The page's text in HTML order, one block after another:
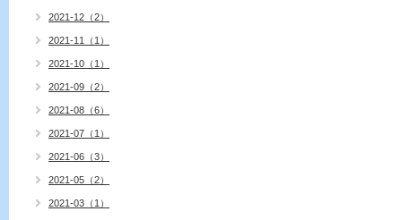
2021-12（2）
2021-11（1）
2021-10（1）
2021-09（2）
2021-08（6）
2021-07（1）
2021-06（3）
2021-05（2）
2021-03（1）